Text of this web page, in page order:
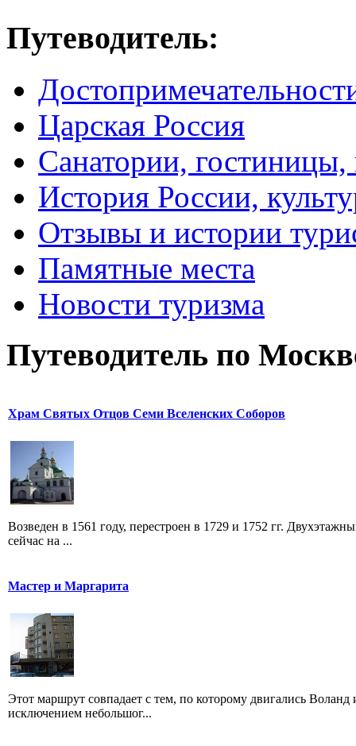
Путеводитель:
Царская Россия
Санатории, гостиницы,
История России,
Отзывы и истории
Памятные места
Новости туризма
Путеводитель по
Храм Святых Отцов Семи Вселенских Соборов
Возведен в 1561 году, перестроен в 1729 и 1752 гг.
сейчас на ...
Мастер и Маргарита
Этот маршрут совпадает с тем, по которому двигались
исключением небольшог...